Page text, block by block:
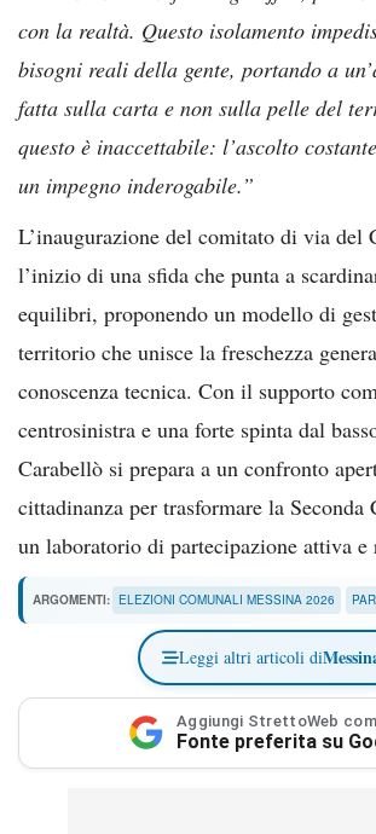
con la realtà. Questo isolamento
bisogni reali della gente, portando a
fatta sulla carta e non sulla pelle del
questo è inaccettabile: l’ascolto
un impegno inderogabile.”
L’inaugurazione del comitato di via del
l’inizio di una sfida che punta a
equilibri, proponendo un modello di
territorio che unisce la freschezza
conoscenza tecnica. Con il supporto
centrosinistra e una forte spinta dal
Carabellò si prepara a un confronto
cittadinanza per trasformare la
un laboratorio di partecipazione attiva e
ARGOMENTI: ELEZIONI COMUNALI MESSINA 2026
Leggi altri articoli di
Aggiungi StrettoWeb
Fonte preferita su